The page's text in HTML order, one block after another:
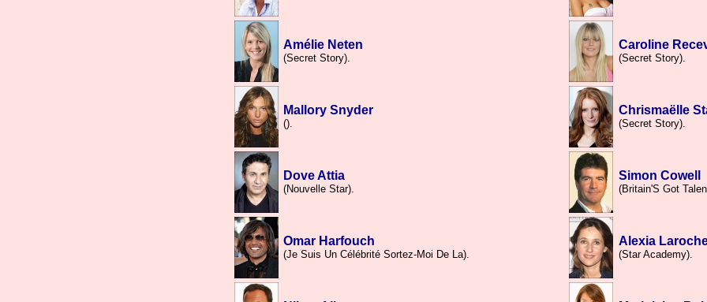
Amélie Neten
(Secret Story).
Caroline
(Secret Story).
Mallory Snyder
().
Chrismaëlle
(Secret Story).
Dove Attia
(Nouvelle Star).
Simon Cowell
(Britain'S Got
Omar Harfouch
(Je Suis Un Célébrité Sortez-Moi De La).
Alexia
(Star Academy).